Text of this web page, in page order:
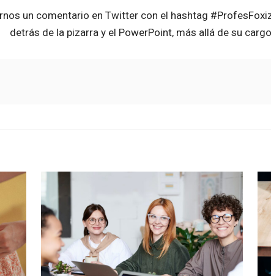
un comentario en Twitter con el hashtag
detrás de la pizarra y el PowerPoint, más allá de su